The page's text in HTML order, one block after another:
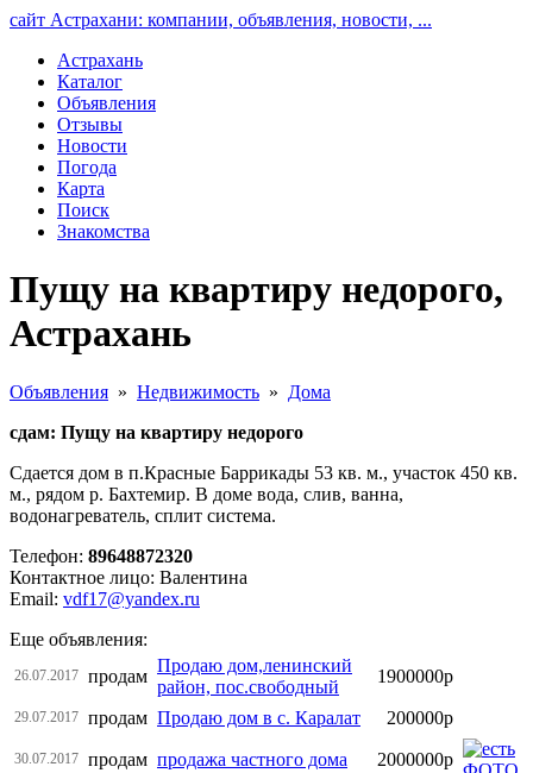
сайт Астрахани: компании, объявления, новости, ...
Астрахань
Каталог
Объявления
Отзывы
Новости
Погода
Карта
Поиск
Знакомства
Пущу на квартиру недорого,
Астрахань
Объявления » Недвижимость » Дома
сдам: Пущу на квартиру недорого
Сдается дом в п.Красные Баррикады 53 кв. м., участок 450 кв.
м., рядом р. Бахтемир. В доме вода, слив, ванна,
водонагреватель, сплит система.
Телефон: 89648872320
Контактное лицо: Валентина
Email: vdf17@yandex.ru
Еще объявления:
26.07.2017 продам
Продаю дом,ленинский
район, пос.свободный
1900000р
29.07.2017 продам Продаю дом в с. Каралат 200000р
30.07.2017 продам продажа частного дома 2000000р